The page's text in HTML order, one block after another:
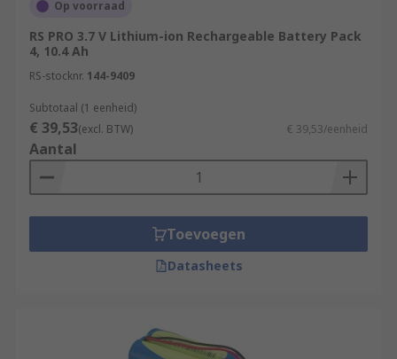
Op voorraad
RS PRO 3.7 V Lithium-ion Rechargeable Battery Pack
4, 10.4 Ah
RS-stocknr. 144-9409
Subtotaal (1 eenheid)
€ 39,53(excl. BTW) € 39,53/eenheid
Aantal
Toevoegen
Datasheets